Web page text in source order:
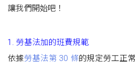
讓我們開始吧！
1. 勞基法加的班費規範
依據勞基法第 30 條的規定勞工正